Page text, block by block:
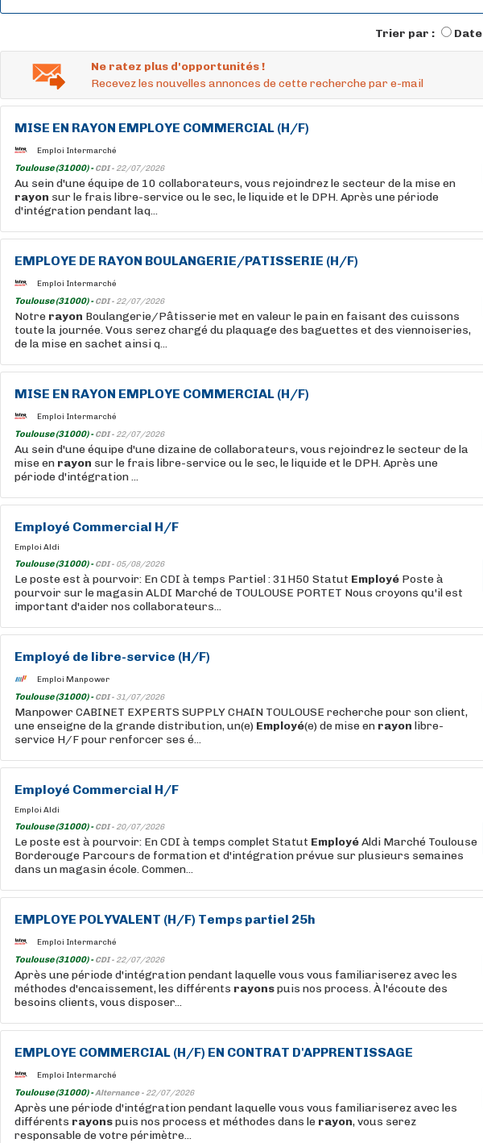
Trier par : Date
Ne ratez plus d'opportunités !
Recevez les nouvelles annonces de cette recherche par e-mail
MISE EN RAYON EMPLOYE COMMERCIAL (H/F)
Emploi Intermarché
Toulouse (31000) -CDI - 22/07/2026
Au sein d'une équipe de 10 collaborateurs, vous rejoindrez le secteur de la mise en
rayon sur le frais libre-service ou le sec, le liquide et le DPH. Après une période
d'intégration pendant laq...
EMPLOYE DE RAYON BOULANGERIE/PATISSERIE (H/F)
Emploi Intermarché
Toulouse (31000) -CDI - 22/07/2026
Notre rayon Boulangerie/Pâtisserie met en valeur le pain en faisant des cuissons
toute la journée. Vous serez chargé du plaquage des baguettes et des viennoiseries,
de la mise en sachet ainsi q...
MISE EN RAYON EMPLOYE COMMERCIAL (H/F)
Emploi Intermarché
Toulouse (31000) -CDI - 22/07/2026
Au sein d'une équipe d'une dizaine de collaborateurs, vous rejoindrez le secteur de la
mise en rayon sur le frais libre-service ou le sec, le liquide et le DPH. Après une
période d'intégration ...
Employé Commercial H/F
Emploi Aldi
Toulouse (31000) -CDI - 05/08/2026
Le poste est à pourvoir: En CDI à temps Partiel : 31H50 Statut Employé Poste à
pourvoir sur le magasin ALDI Marché de TOULOUSE PORTET Nous croyons qu'il est
important d'aider nos collaborateurs...
Employé de libre-service (H/F)
Emploi Manpower
Toulouse (31000) -CDI - 31/07/2026
Manpower CABINET EXPERTS SUPPLY CHAIN TOULOUSE recherche pour son client,
une enseigne de la grande distribution, un(e) Employé(e) de mise en rayon libre-
service H/F pour renforcer ses é...
Employé Commercial H/F
Emploi Aldi
Toulouse (31000) -CDI - 20/07/2026
Le poste est à pourvoir: En CDI à temps complet Statut EmployéAldi Marché Toulouse
Borderouge Parcours de formation et d'intégration prévue sur plusieurs semaines
dans un magasin école. Commen...
EMPLOYE POLYVALENT (H/F) Temps partiel 25h
Emploi Intermarché
Toulouse (31000) -CDI - 22/07/2026
Après une période d'intégration pendant laquelle vous vous familiariserez avec les
méthodes d'encaissement, les différents rayonspuis nos process. À l'écoute des
besoins clients, vous disposer...
EMPLOYE COMMERCIAL (H/F) EN CONTRAT D'APPRENTISSAGE
Emploi Intermarché
Toulouse (31000) -Alternance - 22/07/2026
Après une période d'intégration pendant laquelle vous vous familiariserez avec les
différents rayonspuis nos process et méthodes dans le rayon, vous serez
responsable de votre périmètre...